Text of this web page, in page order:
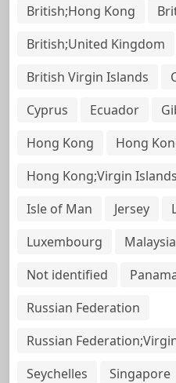
British;Hong Kong
British;United Kingdom
British Virgin Islands
Cyprus
Ecuador
Hong Kong
Hong
Hong Kong;Virgin Islands
Isle of Man
Jersey
Luxembourg
Malaysia
Not identified
Russian Federation
Russian
Seychelles
Singapore